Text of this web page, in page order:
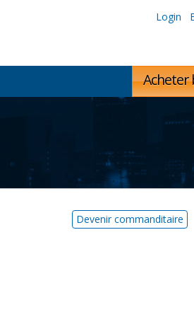
Login
Acheter
Devenir commanditaire